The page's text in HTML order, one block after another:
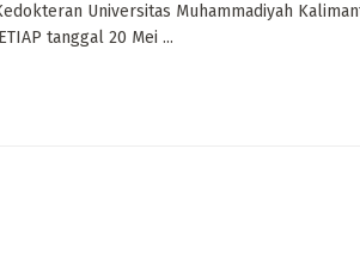
Universitas Muhammadiyah
tanggal 20 Mei ...